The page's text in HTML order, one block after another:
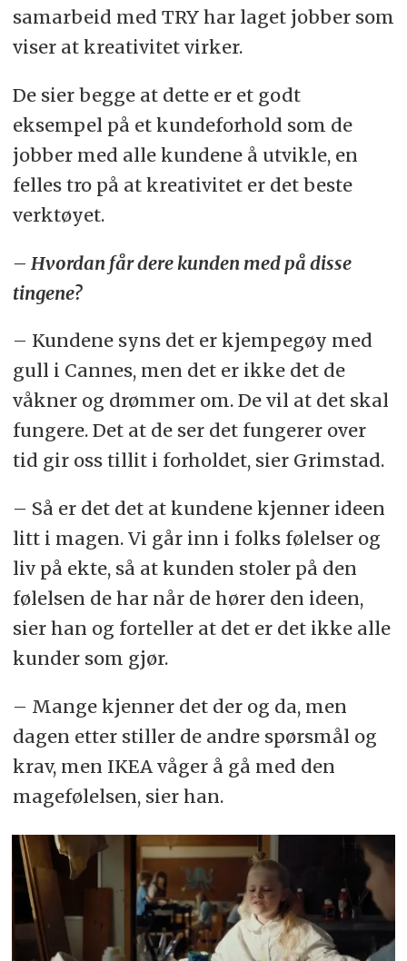
samarbeid med TRY har laget jobber som
viser at kreativitet virker.
De sier begge at dette er et godt
eksempel på et kundeforhold som de
jobber med alle kundene å utvikle, en
felles tro på at kreativitet er det beste
verktøyet.
– Hvordan får dere kunden med på disse
tingene?
– Kundene syns det er kjempegøy med
gull i Cannes, men det er ikke det de
våkner og drømmer om. De vil at det skal
fungere. Det at de ser det fungerer over
tid gir oss tillit i forholdet, sier Grimstad.
– Så er det det at kundene kjenner ideen
litt i magen. Vi går inn i folks følelser og
liv på ekte, så at kunden stoler på den
følelsen de har når de hører den ideen,
sier han og forteller at det er det ikke alle
kunder som gjør.
– Mange kjenner det der og da, men
dagen etter stiller de andre spørsmål og
krav, men IKEA våger å gå med den
magefølelsen, sier han.